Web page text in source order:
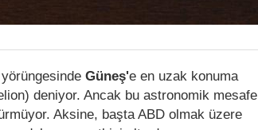
Güneş'e en uzak konuma
deniyor. Ancak bu astronomik mesafe
Aksine, başta ABD olmak üzere